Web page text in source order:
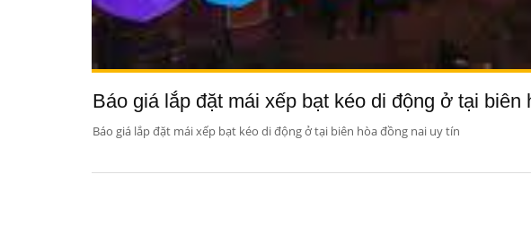
Báo giá lắp đặt mái xếp bạt kéo di động ở tại biên
Báo giá lắp đặt mái xếp bạt kéo di động ở tại biên hòa đồng nai uy tín